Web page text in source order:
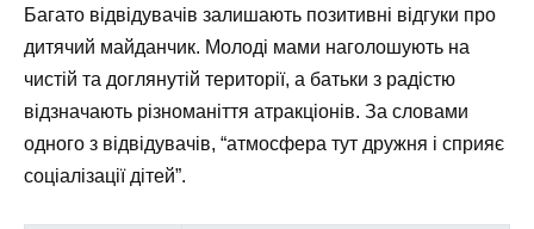
Багато відвідувачів залишають позитивні відгуки про
дитячий майданчик. Молоді мами наголошують на
чистій та доглянутій території, а батьки з радістю
відзначають різноманіття атракціонів. За словами
одного з відвідувачів, “атмосфера тут дружня і сприяє
соціалізації дітей”.